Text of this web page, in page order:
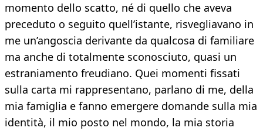
momento dello scatto, né di quello che aveva
preceduto o seguito quell’istante, risvegliavano in
me un’angoscia derivante da qualcosa di familiare
ma anche di totalmente sconosciuto, quasi un
estraniamento freudiano. Quei momenti fissati
sulla carta mi rappresentano, parlano di me, della
mia famiglia e fanno emergere domande sulla mia
identità, il mio posto nel mondo, la mia storia